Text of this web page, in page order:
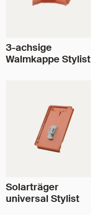
3-achsige
Walmkappe Stylist
Solarträger
universal Stylist